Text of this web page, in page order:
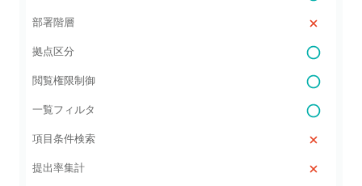
部署階層
拠点区分
閲覧権限制御
一覧フィルタ
項目条件検索
提出率集計